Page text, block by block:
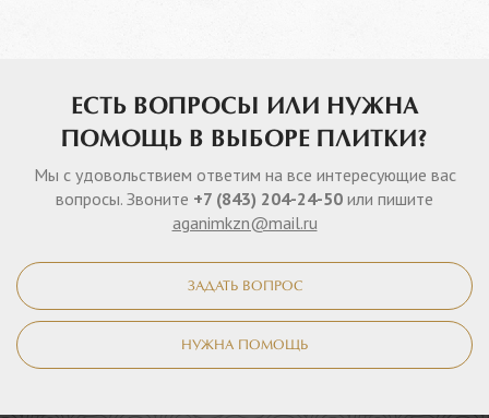
ЕСТЬ ВОПРОСЫ ИЛИ НУЖНА
ПОМОЩЬ В ВЫБОРЕ ПЛИТКИ?
Мы с удовольствием ответим на все интересующие вас
вопросы. Звоните +7 (843) 204-24-50 или пишите
aganimkzn@mail.ru
ЗАДАТЬ ВОПРОС
НУЖНА ПОМОЩЬ